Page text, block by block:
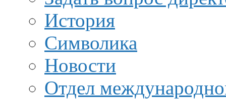
История
Символика
Новости
Отдел